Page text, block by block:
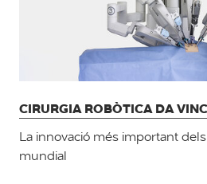
CIRURGIA ROBÒTICA DA
La innovació més important
mundial